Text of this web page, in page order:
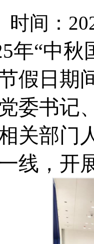
间：
“中秋
假日期
委书记
关部门
线，开